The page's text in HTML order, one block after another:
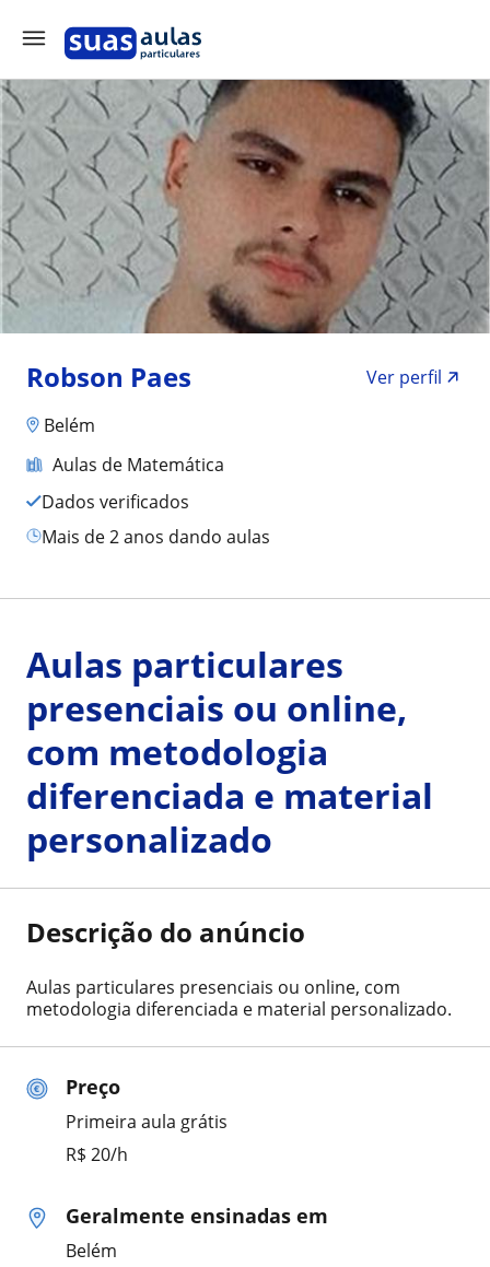
Robson Paes
Ver perfil
Belém
Aulas de Matemática
Dados verificados
mais de 2 anos dando aulas
Preço
Primeira aula grátis
R$ 20/h
Geralmente ensinadas em
Belém
Aulas particulares
presenciais ou online,
com metodologia
diferenciada e material
personalizado
Descrição do anúncio
Aulas particulares presenciais ou online, com
metodologia diferenciada e material personalizado.